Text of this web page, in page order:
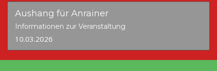
Aushang für Anrainer
Informationen zur Veranstaltung
10.03.2026